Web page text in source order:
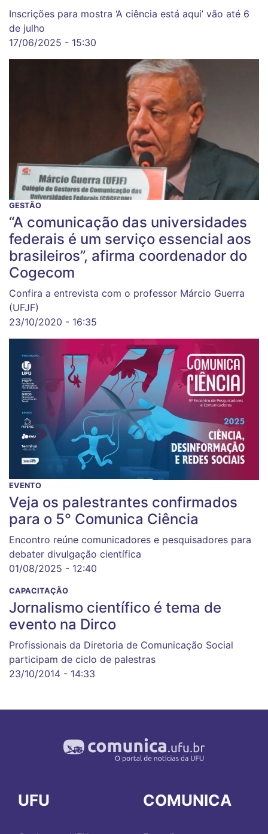
Inscrições para mostra ‘A ciência está aqui’ vão até 6
de julho
17/06/2025 - 15:30
GESTÃO
“A comunicação das universidades
federais é um serviço essencial aos
brasileiros”, afirma coordenador do
Cogecom
Confira a entrevista com o professor Márcio Guerra
(UFJF)
23/10/2020 - 16:35
EVENTO
Veja os palestrantes confirmados
para o 5° Comunica Ciência
Encontro reúne comunicadores e pesquisadores para
debater divulgação científica
01/08/2025 - 12:40
CAPACITAÇÃO
Jornalismo científico é tema de
evento na Dirco
Profissionais da Diretoria de Comunicação Social
participam de ciclo de palestras
23/10/2014 - 14:33
UFU COMUNICA